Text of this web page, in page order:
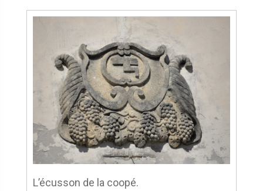
L’écusson de la coopé.